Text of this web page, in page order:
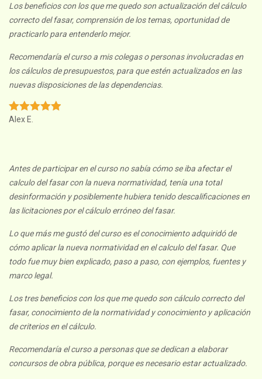
Los beneficios con los que me quedo son actualización del cálculo
correcto del fasar, comprensión de los temas, oportunidad de
practicarlo para entenderlo mejor.
Recomendaría el curso a mis colegas o personas involucradas en
los cálculos de presupuestos, para que estén actualizados en las
nuevas disposiciones de las dependencias.
Alex E.
Antes de participar en el curso no sabía cómo se iba afectar el
calculo del fasar con la nueva normatividad, tenía una total
desinformación y posiblemente hubiera tenido descalificaciones en
las licitaciones por el cálculo erróneo del fasar.
Lo que más me gustó del curso es el conocimiento adquiridó de
cómo aplicar la nueva normatividad en el calculo del fasar. Que
todo fue muy bien explicado, paso a paso, con ejemplos, fuentes y
marco legal.
Los tres beneficios con los que me quedo son cálculo correcto del
fasar, conocimiento de la normatividad y conocimiento y aplicación
de criterios en el cálculo.
Recomendaría el curso a personas que se dedican a elaborar
concursos de obra pública, porque es necesario estar actualizado.